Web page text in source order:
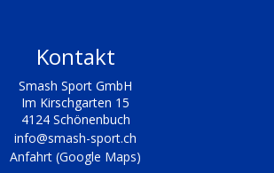
Kontakt
Smash Sport GmbH
Im Kirschgarten 15
4124 Schönenbuch
info@smash-sport.ch
Anfahrt (Google Maps)